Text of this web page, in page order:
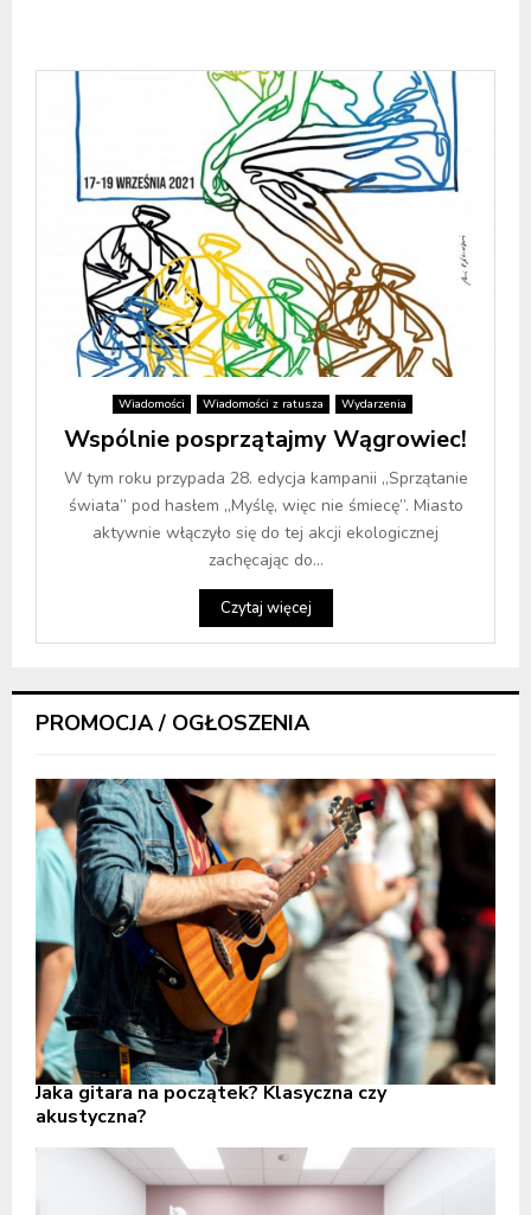
Wiadomości Wiadomości z ratusza Wydarzenia
Wspólnie posprzątajmy Wągrowiec!
W tym roku przypada 28. edycja kampanii „Sprzątanie
świata” pod hasłem „Myślę, więc nie śmiecę”. Miasto
aktywnie włączyło się do tej akcji ekologicznej
zachęcając do...
Czytaj więcej
PROMOCJA / OGŁOSZENIA
Jaka gitara na początek? Klasyczna czy
akustyczna?